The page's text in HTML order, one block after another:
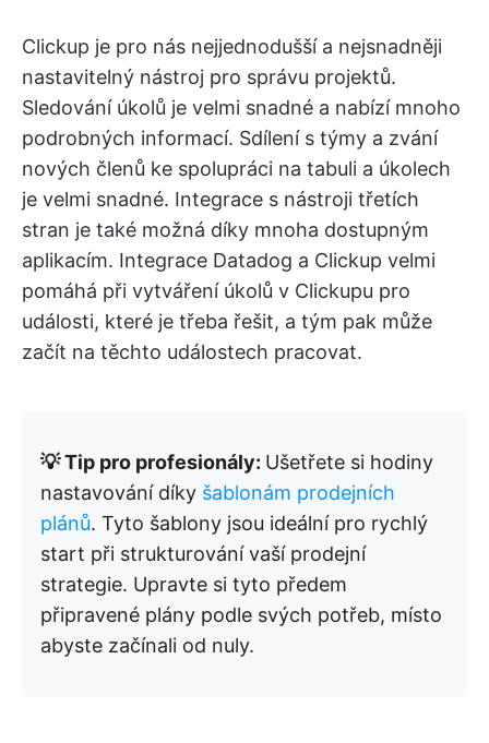
Clickup je pro nás nejjednodušší a nejsnadněji
nastavitelný nástroj pro správu projektů.
Sledování úkolů je velmi snadné a nabízí mnoho
podrobných informací. Sdílení s týmy a zvání
nových členů ke spolupráci na tabuli a úkolech
je velmi snadné. Integrace s nástroji třetích
stran je také možná díky mnoha dostupným
aplikacím. Integrace Datadog a Clickup velmi
pomáhá při vytváření úkolů v Clickupu pro
události, které je třeba řešit, a tým pak může
začít na těchto událostech pracovat.
💡 Tip pro profesionály: Ušetřete si hodiny
nastavování díky šablonám prodejních
plánů. Tyto šablony jsou ideální pro rychlý
start při strukturování vaší prodejní
strategie. Upravte si tyto předem
připravené plány podle svých potřeb, místo
abyste začínali od nuly.